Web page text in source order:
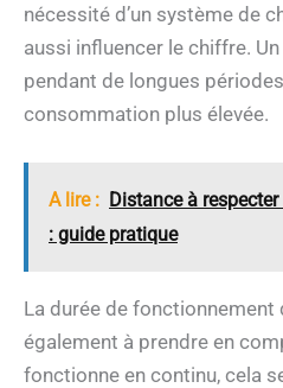
nécessité d’un système de
aussi influencer le chiffre.
pendant de longues
consommation plus élevée.
A lire : Distance à
: guide pratique
La durée de fonctionnement
également à prendre en
fonctionne en continu, cela